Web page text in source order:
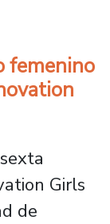
femenino
Girls
de